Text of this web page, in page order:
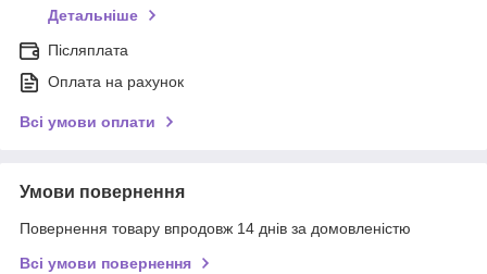
Детальніше
Післяплата
Оплата на рахунок
Всі умови оплати
Умови повернення
Повернення товару впродовж 14 днів за домовленістю
Всі умови повернення